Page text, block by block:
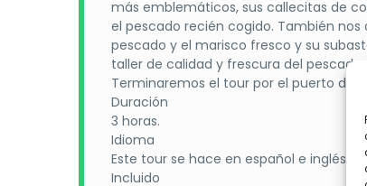
más emblemáticos, sus callecitas de
el pescado recién cogido. También
pescado y el marisco fresco y su
taller de calidad y frescura del pescado
Terminaremos el tour por el puerto de
Duración
3 horas.
Idioma
Este tour se hace en español e inglés.
Incluido